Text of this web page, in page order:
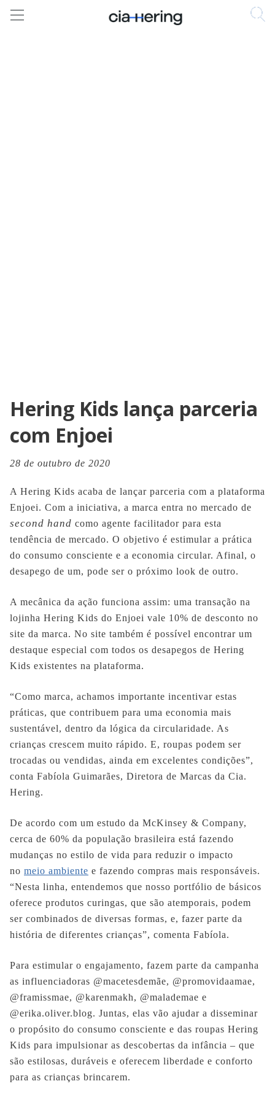
Hering Kids lança parceria
com Enjoei
28 de outubro de 2020
A Hering Kids acaba de lançar parceria com a plataforma
Enjoei. Com a iniciativa, a marca entra no mercado de
second hand como agente facilitador para esta
tendência de mercado. O objetivo é estimular a prática
do consumo consciente e a economia circular. Afinal, o
desapego de um, pode ser o próximo look de outro.
A mecânica da ação funciona assim: uma transação na
lojinha Hering Kids do Enjoei vale 10% de desconto no
site da marca. No site também é possível encontrar um
destaque especial com todos os desapegos de Hering
Kids existentes na plataforma.
“Como marca, achamos importante incentivar estas
práticas, que contribuem para uma economia mais
sustentável, dentro da lógica da circularidade. As
crianças crescem muito rápido. E, roupas podem ser
trocadas ou vendidas, ainda em excelentes condições”,
conta Fabíola Guimarães, Diretora de Marcas da Cia.
Hering.
De acordo com um estudo da McKinsey & Company,
cerca de 60% da população brasileira está fazendo
mudanças no estilo de vida para reduzir o impacto
no meio ambiente e fazendo compras mais responsáveis.
“Nesta linha, entendemos que nosso portfólio de básicos
oferece produtos curingas, que são atemporais, podem
ser combinados de diversas formas, e, fazer parte da
história de diferentes crianças”, comenta Fabíola.
Para estimular o engajamento, fazem parte da campanha
as influenciadoras @macetesdemãe, @promovidaamae,
@framissmae, @karenmakh, @malademae e
@erika.oliver.blog. Juntas, elas vão ajudar a disseminar
o propósito do consumo consciente e das roupas Hering
Kids para impulsionar as descobertas da infância – que
são estilosas, duráveis e oferecem liberdade e conforto
para as crianças brincarem.